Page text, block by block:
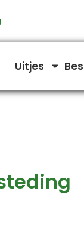
Uitjes